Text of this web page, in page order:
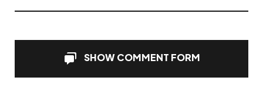
SHOW COMMENT FORM